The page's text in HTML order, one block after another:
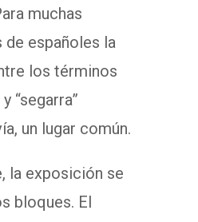
muchas
de españoles la
los términos
“segarra”
un lugar común.
la exposición se
bloques. El